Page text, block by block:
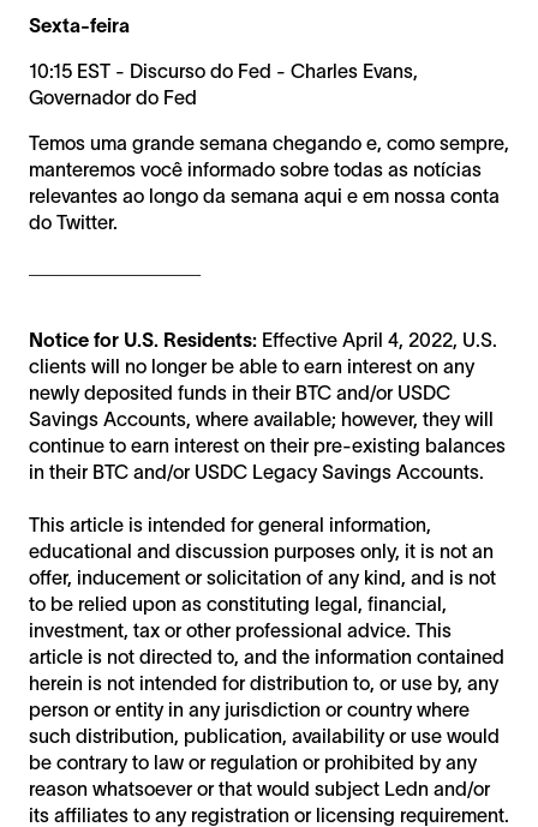
Sexta-feira
10:15 EST - Discurso do Fed - Charles Evans,
Governador do Fed
Temos uma grande semana chegando e, como sempre,
manteremos você informado sobre todas as notícias
relevantes ao longo da semana aqui e em nossa conta
do Twitter.
Notice for U.S. Residents: Effective April 4, 2022, U.S.
clients will no longer be able to earn interest on any
newly deposited funds in their BTC and/or USDC
Savings Accounts, where available; however, they will
continue to earn interest on their pre-existing balances
in their BTC and/or USDC Legacy Savings Accounts.
This article is intended for general information,
educational and discussion purposes only, it is not an
offer, inducement or solicitation of any kind, and is not
to be relied upon as constituting legal, financial,
investment, tax or other professional advice. This
article is not directed to, and the information contained
herein is not intended for distribution to, or use by, any
person or entity in any jurisdiction or country where
such distribution, publication, availability or use would
be contrary to law or regulation or prohibited by any
reason whatsoever or that would subject Ledn and/or
its affiliates to any registration or licensing requirement.